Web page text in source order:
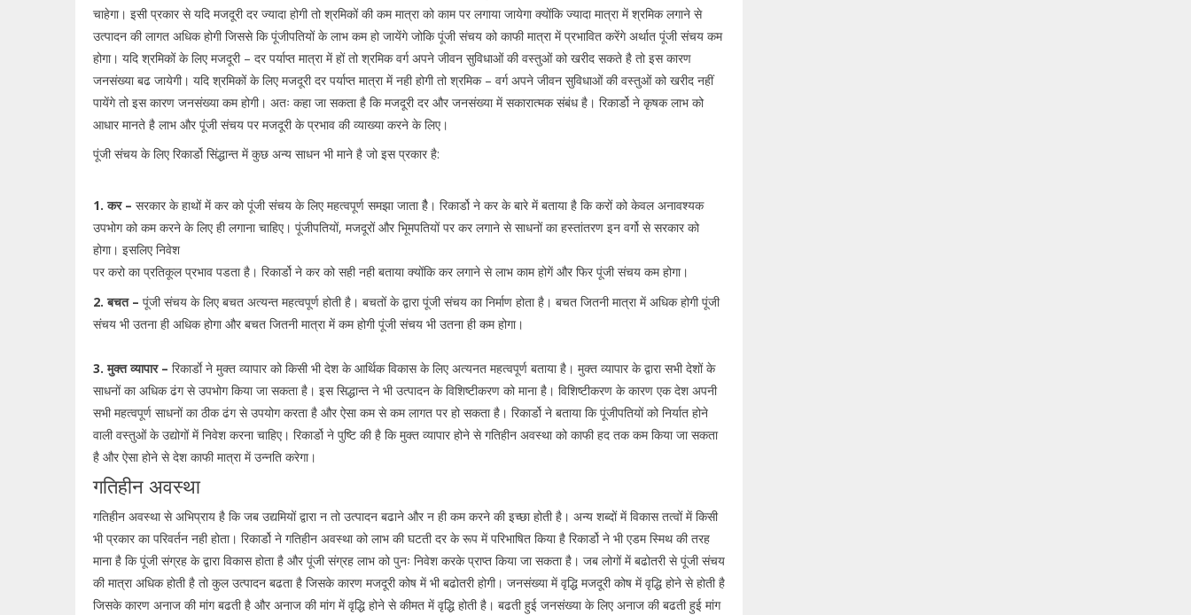
चाहेगा। इसी प्रकार से यदि मजदूरी दर ज्यादा होगी तो श्रमिकों की कम मात्रा को काम पर लगाया जायेगा क्योंकि ज्यादा मात्रा में श्रमिक लगाने से
उत्पादन की लागत अधिक होगी जिससे कि पूंजीपतियों के लाभ कम हो जायेंगे जोकि पूंजी संचय को काफी मात्रा में प्रभावित करेंगे अर्थात पूंजी संचय कम
होगा। यदि श्रमिकों के लिए मजदूरी – दर पर्याप्त मात्रा में हों तो श्रमिक वर्ग अपने जीवन सुविधाओं की वस्तुओं को खरीद सकते है तो इस कारण
जनसंख्या बढ जायेगी। यदि श्रमिकों के लिए मजदूरी दर पर्याप्त मात्रा में नही होगी तो श्रमिक – वर्ग अपने जीवन सुविधाओं की वस्तुओं को खरीद नहीं
पायेंगे तो इस कारण जनसंख्या कम होगी। अतः कहा जा सकता है कि मजदूरी दर और जनसंख्या में सकारात्मक संबंध है। रिकार्डो ने कृषक लाभ को
आधार मानते है लाभ और पूंजी संचय पर मजदूरी के प्रभाव की व्याख्या करने के लिए।
पूंजी संचय के लिए रिकार्डो सिंद्धान्त में कुछ अन्य साधन भी माने है जो इस प्रकार है:
1. कर – सरकार के हाथों में कर को पूंजी संचय के लिए महत्वपूर्ण समझा जाता हैै। रिकार्डो ने कर के बारे में बताया है कि करों को केवल अनावश्यक
उपभोग को कम करने के लिए ही लगाना चाहिए। पूंजीपतियों, मजदूरों और भूिमपतियों पर कर लगाने से साधनों का हस्तांतरण इन वर्गो से सरकार को
होगा। इसलिए निवेश
पर करो का प्रतिकूल प्रभाव पडता है। रिकार्डो ने कर को सही नही बताया क्योंकि कर लगाने से लाभ काम होगें और फिर पूंजी संचय कम होगा।
2. बचत – पूंजी संचय के लिए बचत अत्यन्त महत्वपूर्ण होती है। बचतों के द्वारा पूंजी संचय का निर्माण होता है। बचत जितनी मात्रा में अधिक होगी पूंजी
संचय भी उतना ही अधिक होगा और बचत जितनी मात्रा में कम होगी पूंजी संचय भी उतना ही कम होगा।
3. मुक्त व्यापार – रिकार्डाे ने मुक्त व्यापार को किसी भी देश के आर्थिक विकास के लिए अत्यनत महत्वपूर्ण बताया है। मुक्त व्यापार के द्वारा सभी देशों के
साधनों का अधिक ढंग से उपभोग किया जा सकता है। इस सिद्धान्त ने भी उत्पादन के विशिष्टीकरण को माना है। विशिष्टीकरण के कारण एक देश अपनी
सभी महत्वपूर्ण साधनों का ठीक ढंग से उपयोग करता है और ऐसा कम से कम लागत पर हो सकता है। रिकार्डो ने बताया कि पूंजीपतियों को निर्यात होने
वाली वस्तुओं के उद्योगों में निवेश करना चाहिए। रिकार्डो ने पुष्टि की है कि मुक्त व्यापार होने से गतिहीन अवस्था को काफी हद तक कम किया जा सकता
है और ऐसा होने से देश काफी मात्रा में उन्नति करेगा।
गतिहीन अवस्था
गतिहीन अवस्था से अभिप्राय है कि जब उद्यमियों द्वारा न तो उत्पादन बढाने और न ही कम करने की इच्छा होती है। अन्य शब्दों में विकास तत्वों में किसी
भी प्रकार का परिवर्तन नही होता। रिकार्डो ने गतिहीन अवस्था को लाभ की घटती दर के रूप में परिभाषित किया है रिकार्डो ने भी एडम स्मिथ की तरह
माना है कि पूंजी संग्रह के द्वारा विकास होता है और पूंजी संग्रह लाभ को पुनः निवेश करके प्राप्त किया जा सकता है। जब लोगों में बढोतरी से पूंजी संचय
की मात्रा अधिक होती है तो कुल उत्पादन बढता है जिसके कारण मजदूरी कोष में भी बढोतरी होगी। जनसंख्या में वृद्धि मजदूरी कोष में वृद्धि होने से होती है
जिसके कारण अनाज की मांग बढती है और अनाज की मांग में वृद्धि होने से कीमत में वृद्धि होती है। बढती हुई जनसंख्या के लिए अनाज की बढती हुई मांग